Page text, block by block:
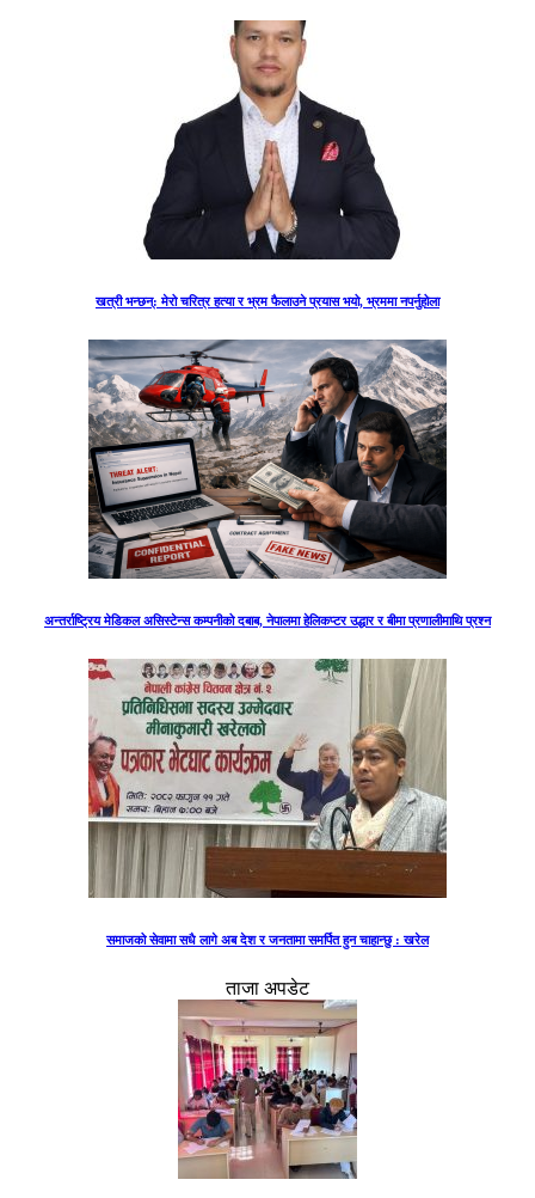
खत्री भन्छन्: मेरो चरित्र हत्या र भ्रम फैलाउने प्रयास भयो, भ्रममा नपर्नुहोला
अन्तर्राष्ट्रिय मेडिकल असिस्टेन्स कम्पनीको दबाब, नेपालमा हेलिकप्टर उद्धार र बीमा प्रणालीमाथि प्रश्न
समाजको सेवामा सधै लागे अब देश र जनतामा समर्पित हुन चाहान्छु : खरेल
ताजा अपडेट